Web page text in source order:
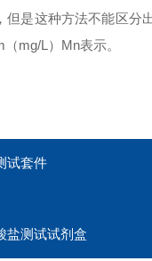
但是这种方法不能区分
mg/L）Mn表示。
试套件
盐测试试剂盒